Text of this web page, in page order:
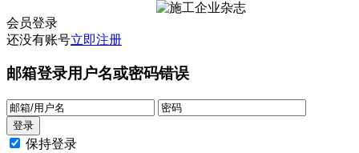
会员登录
还没有账号立即注册
邮箱登录用户名或密码错误
保持登录